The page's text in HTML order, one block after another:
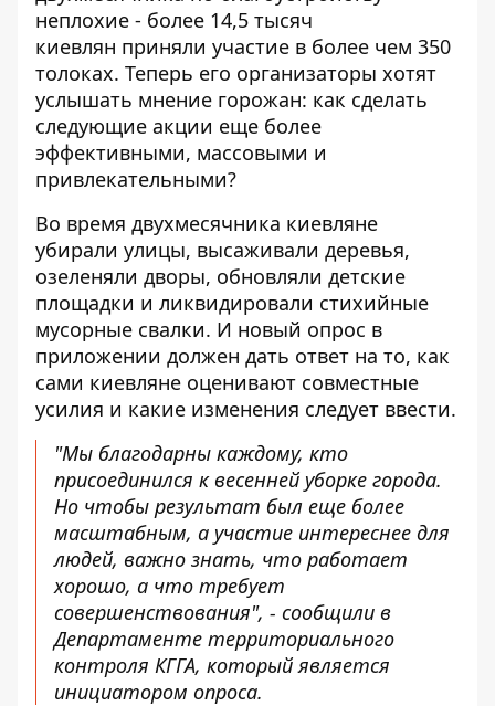
неплохие - более 14,5 тысяч
киевлян приняли участие в более чем 350
толоках. Теперь его организаторы хотят
услышать мнение горожан: как сделать
следующие акции еще более
эффективными, массовыми и
привлекательными?
Во время двухмесячника киевляне
убирали улицы, высаживали деревья,
озеленяли дворы, обновляли детские
площадки и ликвидировали стихийные
мусорные свалки. И новый опрос в
приложении должен дать ответ на то, как
сами киевляне оценивают совместные
усилия и какие изменения следует ввести.
"Мы благодарны каждому, кто
присоединился к весенней уборке города.
Но чтобы результат был еще более
масштабным, а участие интереснее для
людей, важно знать, что работает
хорошо, а что требует
совершенствования", - сообщили в
Департаменте территориального
контроля КГГА, который является
инициатором опроса.